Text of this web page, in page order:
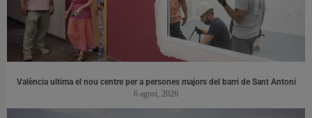
València ultima el nou centre per a persones majors del barri de Sant Antoni
6 agost, 2026